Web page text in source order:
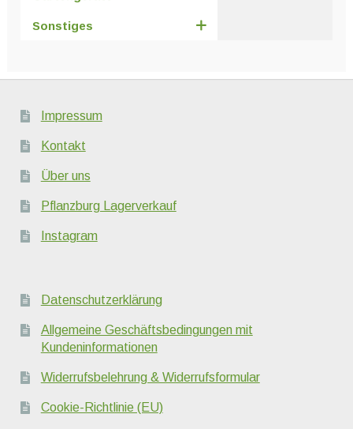
Sonstiges
Impressum
Kontakt
Über uns
Pflanzburg Lagerverkauf
Instagram
Datenschutzerklärung
Allgemeine Geschäftsbedingungen mit
Kundeninformationen
Widerrufsbelehrung & Widerrufsformular
Cookie-Richtlinie (EU)